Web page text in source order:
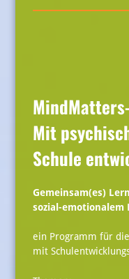
Mit
Schule
Gemeinsam(es)
sozial-
ein Programm für
mit